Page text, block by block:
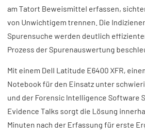
am Tatort Beweismittel erfassen,
von Unwichtigem trennen. Die
Spurensuche werden deutlich
Prozess der Spurenauswertung
Mit einem Dell Latitude E6400 XFR,
Notebook für den Einsatz unter
und der Forensic Intelligence Software
Evidence Talks sorgt die Lösung
Minuten nach der Erfassung für erste